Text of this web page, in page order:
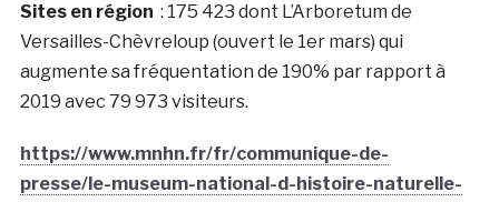
Sites en région : 175 423 dont L’Arboretum de
Versailles-Chèvreloup (ouvert le 1er mars) qui
augmente sa fréquentation de 190% par rapport à
2019 avec 79 973 visiteurs.
https://www.mnhn.fr/fr/communique-de-
presse/le-museum-national-d-histoire-naturelle-